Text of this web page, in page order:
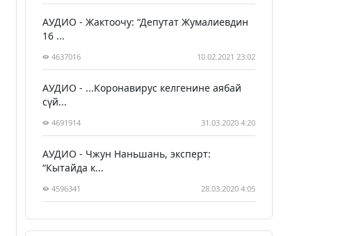
АУДИО - Жактоочу: “Депутат Жумалиевдин
16 ...
4637016 10.02.2021 23:02
АУДИО - ...Коронавирус келгенине аябай
сүй...
4691914 31.03.2020 4:20
АУДИО - Чжун Наньшань, эксперт:
“Кытайда к...
4596341 28.03.2020 4:05